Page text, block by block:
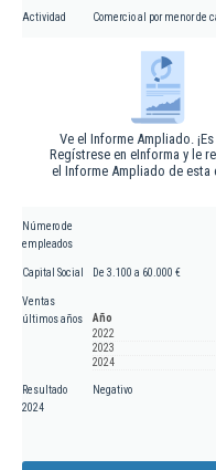
Actividad Comercio al por menor de
Ve el Informe Ampliado.
Regístrese en eInforma y le
el Informe Ampliado de esta
Número de
empleados
Capital Social De 3.100 a 60.000 €
Ventas
últimos años
Año
2022
2023
2024
Resultado
2024
Negativo